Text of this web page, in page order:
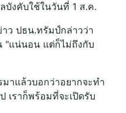
บังคับใช้ในวันที่ 1 ส.ค.
ว ปธน.ทรัมป์กล่าวว่า
"แน่นอน แต่ก็ไม่ถึงกับ
าแล้วบอกว่าอยากจะทำ
เราก็พร้อมที่จะเปิดรับ